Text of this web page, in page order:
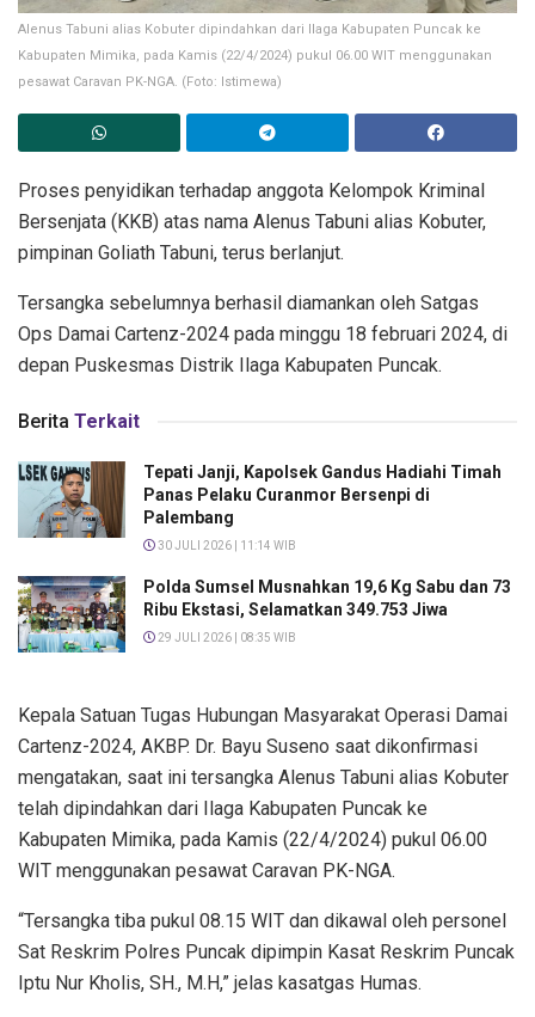
Alenus Tabuni alias Kobuter dipindahkan dari Ilaga Kabupaten Puncak ke
Kabupaten Mimika, pada Kamis (22/4/2024) pukul 06.00 WIT menggunakan
pesawat Caravan PK-NGA. (Foto: Istimewa)
Proses penyidikan terhadap anggota Kelompok Kriminal
Bersenjata (KKB) atas nama Alenus Tabuni alias Kobuter,
pimpinan Goliath Tabuni, terus berlanjut.
Tersangka sebelumnya berhasil diamankan oleh Satgas
Ops Damai Cartenz-2024 pada minggu 18 februari 2024, di
depan Puskesmas Distrik Ilaga Kabupaten Puncak.
Berita Terkait
Tepati Janji, Kapolsek Gandus Hadiahi Timah
Panas Pelaku Curanmor Bersenpi di
Palembang
30 JULI 2026 | 11:14 WIB
Polda Sumsel Musnahkan 19,6 Kg Sabu dan 73
Ribu Ekstasi, Selamatkan 349.753 Jiwa
29 JULI 2026 | 08:35 WIB
Kepala Satuan Tugas Hubungan Masyarakat Operasi Damai
Cartenz-2024, AKBP. Dr. Bayu Suseno saat dikonfirmasi
mengatakan, saat ini tersangka Alenus Tabuni alias Kobuter
telah dipindahkan dari Ilaga Kabupaten Puncak ke
Kabupaten Mimika, pada Kamis (22/4/2024) pukul 06.00
WIT menggunakan pesawat Caravan PK-NGA.
“Tersangka tiba pukul 08.15 WIT dan dikawal oleh personel
Sat Reskrim Polres Puncak dipimpin Kasat Reskrim Puncak
Iptu Nur Kholis, SH., M.H,” jelas kasatgas Humas.